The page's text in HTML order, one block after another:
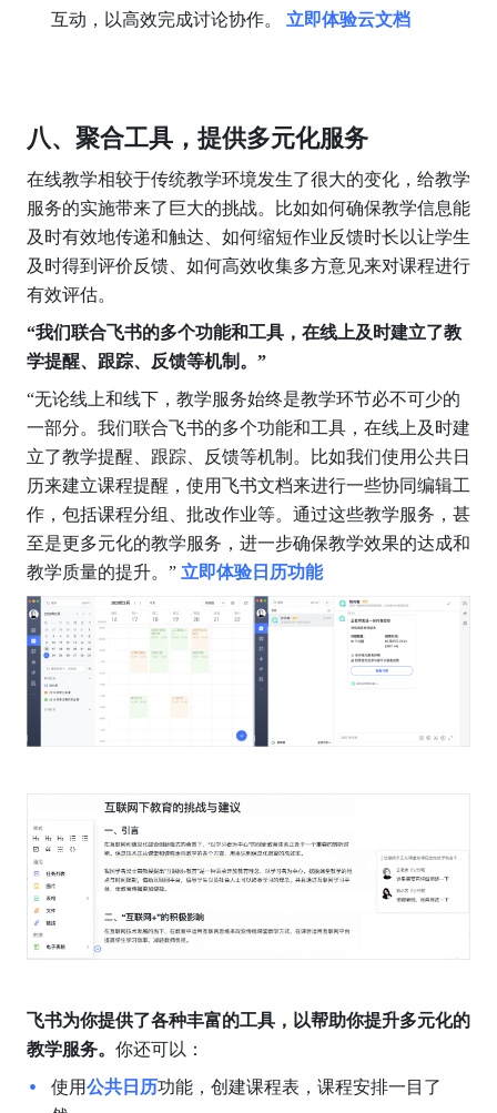
互动，以高效完成讨论协作。 立即体验云文档
八、聚合工具，提供多元化服务
在线教学相较于传统教学环境发生了很大的变化，给教学
服务的实施带来了巨大的挑战。比如如何确保教学信息能
及时有效地传递和触达、如何缩短作业反馈时长以让学生
及时得到评价反馈、如何高效收集多方意见来对课程进行
有效评估。
“我们联合飞书的多个功能和工具，在线上及时建立了教
学提醒、跟踪、反馈等机制。”
“无论线上和线下，教学服务始终是教学环节必不可少的
一部分。我们联合飞书的多个功能和工具，在线上及时建
立了教学提醒、跟踪、反馈等机制。比如我们使用公共日
历来建立课程提醒，使用飞书文档来进行一些协同编辑工
作，包括课程分组、批改作业等。通过这些教学服务，甚
至是更多元化的教学服务，进一步确保教学效果的达成和
教学质量的提升。” 立即体验日历功能
飞书为你提供了各种丰富的工具，以帮助你提升多元化的
教学服务。 你还可以：
使用公共日历功能，创建课程表，课程安排一目了